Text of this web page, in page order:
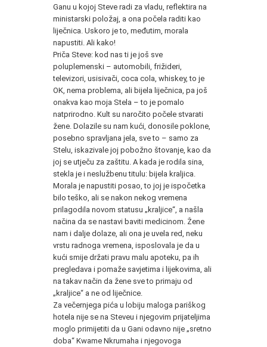
Ganu u kojoj Steve radi za vladu, reflektira na
ministarski položaj, a ona počela raditi kao
liječnica. Uskoro je to, međutim, morala
napustiti. Ali kako!
Priča Steve: kod nas ti je još sve
poluplemenski – automobili, frižideri,
televizori, usisivači, coca cola, whiskey, to je
OK, nema problema, ali bijela liječnica, pa još
onakva kao moja Stela – to je pomalo
natprirodno. Kult su naročito počele stvarati
žene. Dolazile su nam kući, donosile poklone,
posebno spravljana jela, sve to – samo za
Stelu, iskazivale joj pobožno štovanje, kao da
joj se utječu za zaštitu. A kada je rodila sina,
stekla je i neslužbenu titulu: bijela kraljica.
Morala je napustiti posao, to joj je ispočetka
bilo teško, ali se nakon nekog vremena
prilagodila novom statusu „kraljice“, a našla
načina da se nastavi baviti medicinom. Žene
nam i dalje dolaze, ali ona je uvela red, neku
vrstu radnoga vremena, isposlovala je da u
kući smije držati pravu malu apoteku, pa ih
pregledava i pomaže savjetima i lijekovima, ali
na takav način da žene sve to primaju od
„kraljice“ a ne od liječnice.
Za večernjega pića u lobiju maloga pariškog
hotela nije se na Steveu i njegovim prijateljima
moglo primijetiti da u Gani odavno nije „sretno
doba“ Kwame Nkrumaha i njegovoga